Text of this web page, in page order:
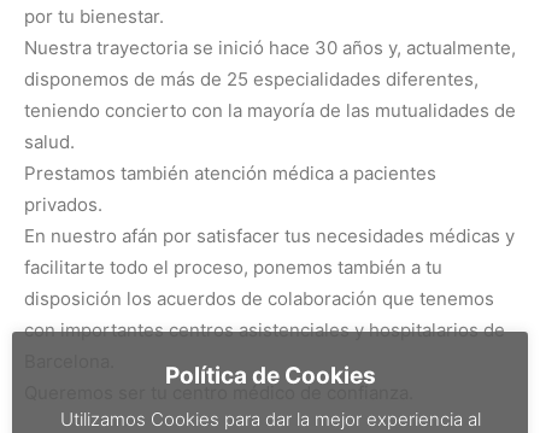
por tu bienestar.
Nuestra trayectoria se inició hace 30 años y, actualmente,
disponemos de más de 25 especialidades diferentes,
teniendo concierto con la mayoría de las mutualidades de
salud.
Prestamos también atención médica a pacientes
privados.
En nuestro afán por satisfacer tus necesidades médicas y
facilitarte todo el proceso, ponemos también a tu
disposición los acuerdos de colaboración que tenemos
con importantes centros asistenciales y hospitalarios de
Queremos ser tu centro médico de confianza.
Política de Cookies
Utilizamos Cookies para dar la mejor experiencia al